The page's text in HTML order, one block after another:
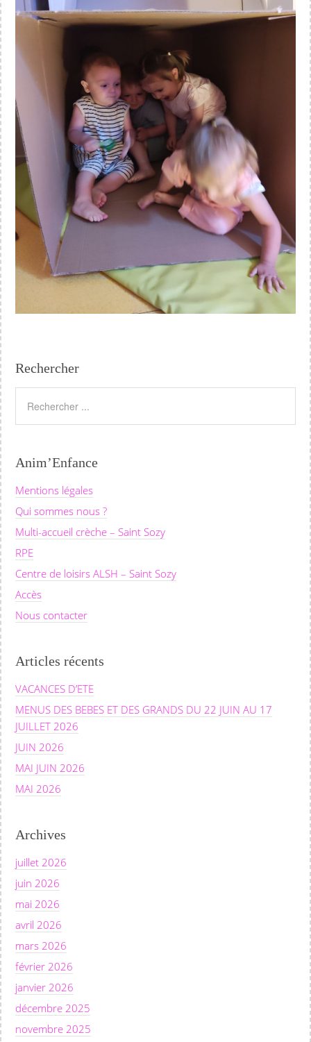
Rechercher
Anim’Enfance
Mentions légales
Qui sommes nous ?
Multi-accueil crèche – Saint Sozy
RPE
Centre de loisirs ALSH – Saint Sozy
Accès
Nous contacter
Articles récents
VACANCES D’ETE
MENUS DES BEBES ET DES GRANDS DU 22 JUIN AU 17
JUILLET 2026
JUIN 2026
MAI JUIN 2026
MAI 2026
Archives
juillet 2026
juin 2026
mai 2026
avril 2026
mars 2026
février 2026
janvier 2026
décembre 2025
novembre 2025